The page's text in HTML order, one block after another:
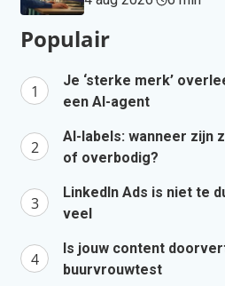
Populair
Je ‘sterke merk’
een AI-agent
AI-labels: wanneer zijn
of overbodig?
LinkedIn Ads is niet te
veel
Is jouw content
buurvrouwtest